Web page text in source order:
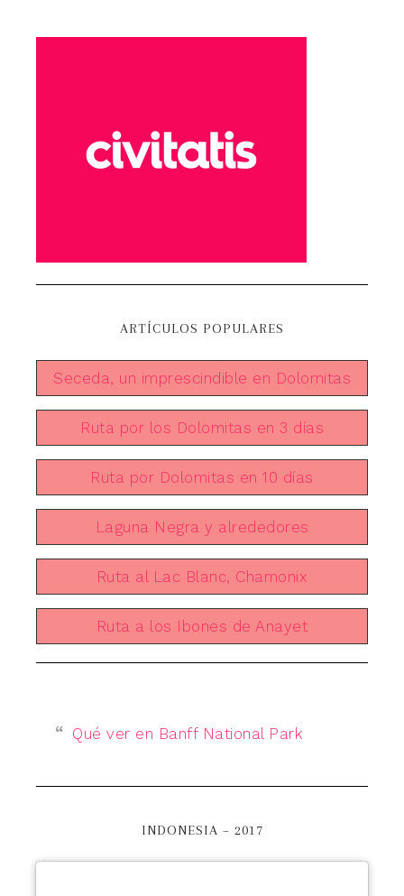
ARTÍCULOS POPULARES
Seceda, un imprescindible en Dolomitas
Ruta por los Dolomitas en 3 días
Ruta por Dolomitas en 10 días
Laguna Negra y alrededores
Ruta al Lac Blanc, Chamonix
Ruta a los Ibones de Anayet
Qué ver en Banff National Park
INDONESIA – 2017